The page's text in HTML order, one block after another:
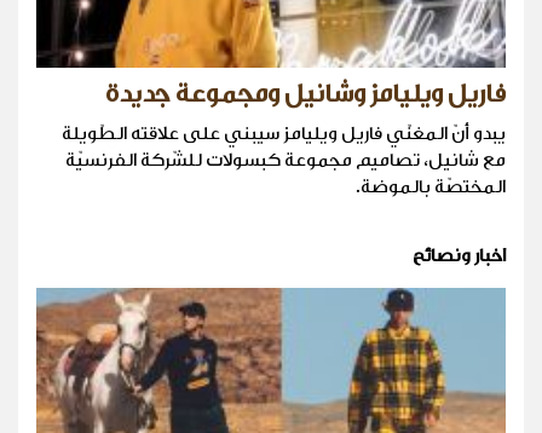
فاريل ويليامز وشانيل ومجموعة جديدة
يبدو أنّ المغنّي فاريل ويليامز سيبني على علاقته الطّويلة
مع شانيل، تصاميم مجموعة كبسولات للشّركة الفرنسيّة
المختصّة بالموضة.
اخبار ونصائح